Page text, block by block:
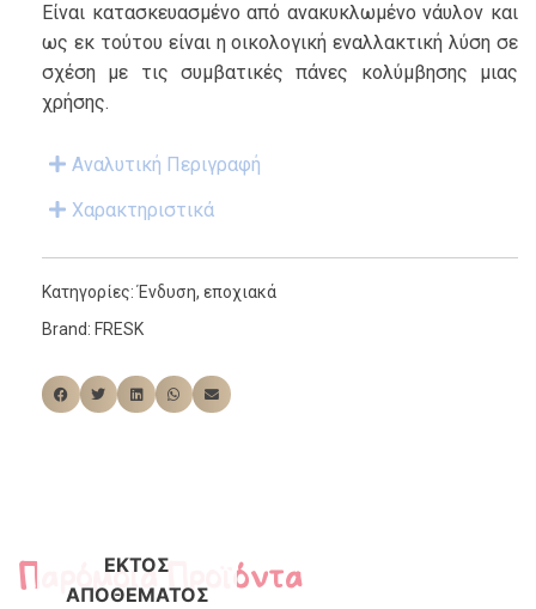
Είναι κατασκευασμένο από ανακυκλωμένο νάυλον και
ως εκ τούτου είναι η οικολογική εναλλακτική λύση σε
σχέση με τις συμβατικές πάνες κολύμβησης μιας
χρήσης.
Αναλυτική Περιγραφή
Χαρακτηριστικά
Κατηγορίες:Ένδυση, εποχιακά
Brand: FRESK
Παρόμοια Προϊόντα
ΕΚΤΌΣ
ΑΠΟΘΈΜΑΤΟΣ